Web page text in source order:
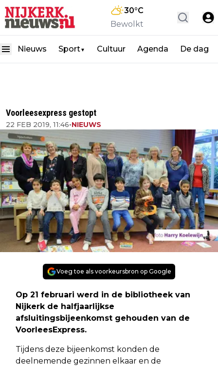
30°C
Bewolkt
Nieuws Sport▼ Cultuur Agenda De dag
Voorleesexpress gestopt
22 FEB 2019, 11:46•NIEUWS
Voeg toe als voorkeursbron op Google
Op 21 februari werd in de bibliotheek van
Nijkerk de halfjaarlijkse
afsluitingsbijeenkomst gehouden van de
VoorleesExpress.
Tijdens deze bijeenkomst konden de
deelnemende gezinnen elkaar en de